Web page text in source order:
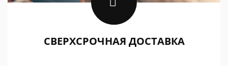
СВЕРХСРОЧНАЯ ДОСТАВКА